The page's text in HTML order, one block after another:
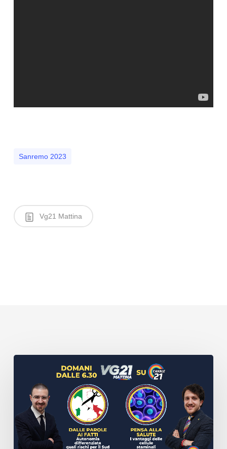
Sanremo 2023
Vg21 Mattina